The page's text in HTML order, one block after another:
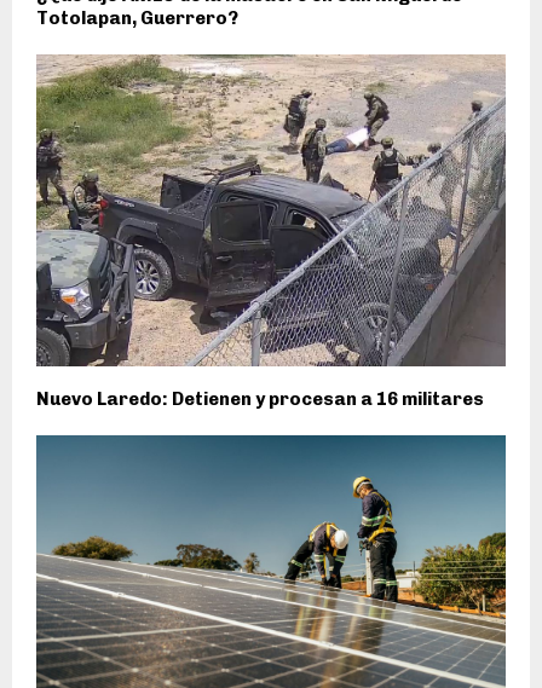
Totolapan, Guerrero?
Nuevo Laredo: Detienen y procesan a 16 militares